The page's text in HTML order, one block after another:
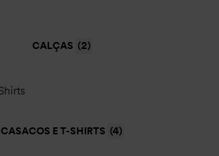
CALÇAS (2)
CASACOS E T-SHIRTS (4)